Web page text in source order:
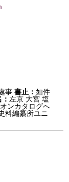
事書止：如件
左京 大宮 塩
ンカタログへ
料編纂所ユニ